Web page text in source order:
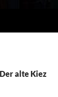
alte Kiez